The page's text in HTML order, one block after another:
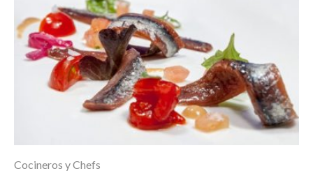
Cocineros y Chefs